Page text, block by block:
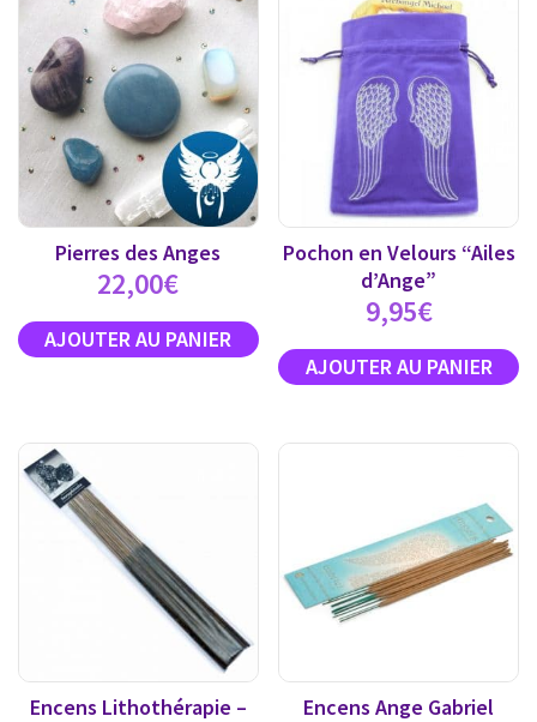
Pierres des Anges
22,00€
Pochon en Velours “Ailes
d’Ange”
9,95€
Encens Lithothérapie –
Encens Ange Gabriel